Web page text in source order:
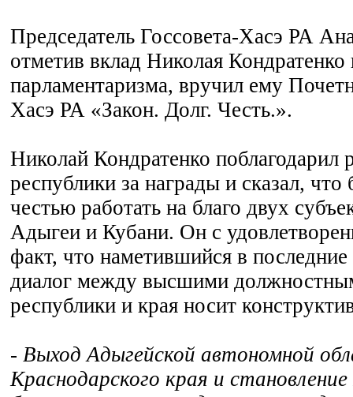
Председатель Госсовета-Хасэ РА
отметив вклад Николая Кондратенко
парламентаризма, вручил ему
Хасэ РА «Закон. Долг. Честь.».
Николай Кондратенко поблагодарил
республики за награды и сказал, что
честью работать на благо двух
Адыгеи и Кубани. Он с
факт, что наметившийся в
диалог между высшими
республики и края носит
- Выход Адыгейской автономной
Краснодарского края и